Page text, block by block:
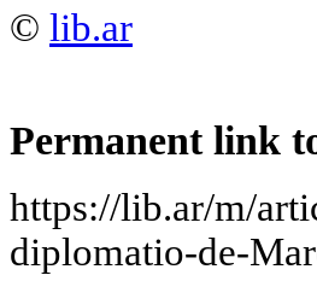
© lib.ar
Permanent link
https://lib.ar/m/
diplomatio-de-